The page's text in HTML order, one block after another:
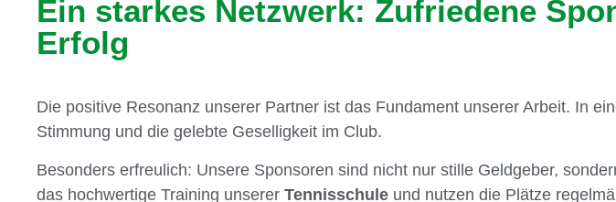
Ein starkes Netzwerk: Zufriedene
Erfolg
Die positive Resonanz unserer Partner ist das Fundament unserer Arbeit. In
Stimmung und die gelebte Geselligkeit im Club.
Besonders erfreulich: Unsere Sponsoren sind nicht nur stille Geldgeber,
das hochwertige Training unserer Tennisschule und nutzen die Plätze